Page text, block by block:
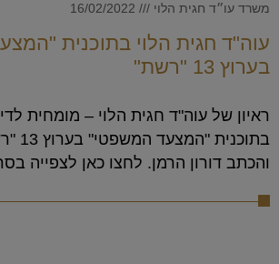
עוה"ד חגית הלוי בתוכנית
בערוץ 13 "רשת"
משרד עו״ד חגית הלוי
ראיון של עוה"ד חגית הלוי – מומחית
והכתב דורון הרמן. לחצו כאן לצפייה